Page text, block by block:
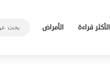
الأكثر قراءة الأمراض